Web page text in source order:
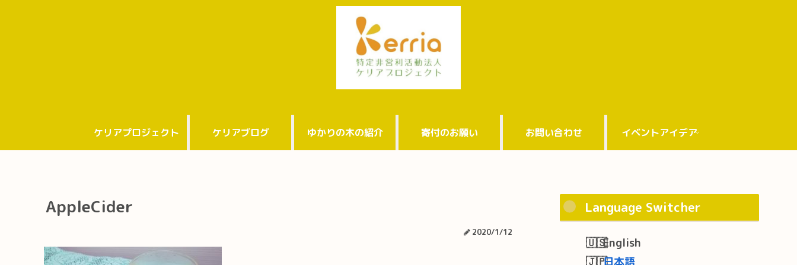
ケリアプロジェクト ケリアブログ ゆかりの木の紹介 寄付のお願い お問い合わせ イベントアイデア
AppleCider
2020/1/12
Language Switcher
English
日本語